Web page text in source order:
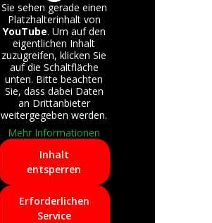
Sie sehen gerade einen
Platzhalterinhalt von
YouTube. Um auf den
eigentlichen Inhalt
zuzugreifen, klicken Sie
auf die Schaltfläche
unten. Bitte beachten
Sie, dass dabei Daten
an Drittanbieter
weitergegeben werden.
Mehr Informationen
Inhalt
entsperren
Erforderlichen
Service